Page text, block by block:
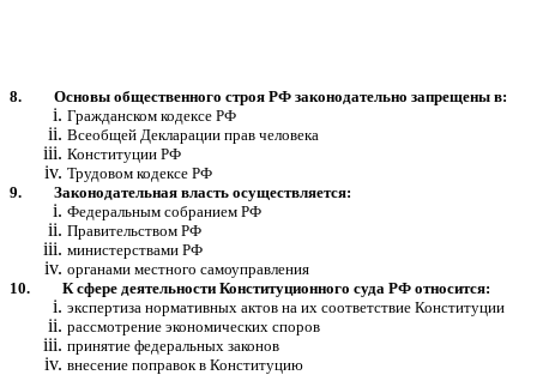
8. Основы общественного строя РФ законодательно запрещены в:
Гражданском кодексе РФ
Всеобщей Декларации прав человека
Конституции РФ
Трудовом кодексе РФ
9. Законодательная власть осуществляется:
Федеральным собранием РФ
Правительством РФ
министерствами РФ
органами местного самоуправления
10. К сфере деятельности Конституционного суда РФ относится:
экспертиза нормативных актов на их соответствие Конституции
рассмотрение экономических споров
принятие федеральных законов
внесение поправок в Конституцию